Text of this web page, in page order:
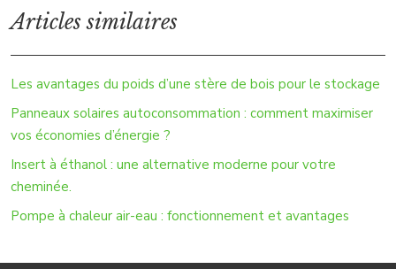
Articles similaires
Les avantages du poids d’une stère de bois pour le stockage
Panneaux solaires autoconsommation : comment maximiser
vos économies d’énergie ?
Insert à éthanol : une alternative moderne pour votre
cheminée.
Pompe à chaleur air-eau : fonctionnement et avantages